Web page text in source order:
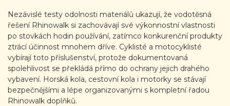
Nezávislé testy odolnosti materiálů ukazují, že vodotěsná
řešení Rhinowalk si zachovávají své výkonnostní vlastnosti
po stovkách hodin používání, zatímco konkurenční produkty
ztrácí účinnost mnohem dříve. Cyklisté a motocyklisté
vybírají toto příslušenství, protože dokumentovaná
spolehlivost se překládá přímo do ochrany jejich drahého
vybavení. Horská kola, cestovní kola i motorky se stávají
bezpečnějšími a lépe organizovanými s kompletní řadou
Rhinowalk doplňků.